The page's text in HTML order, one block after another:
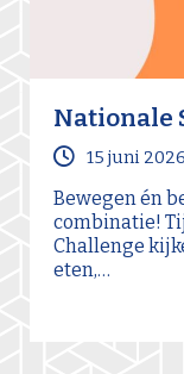
Nationale
15 juni 2026
Bewegen én
combinatie!
Challenge
eten,…